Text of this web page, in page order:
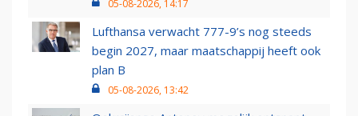
05-08-2026, 14:17
Lufthansa verwacht 777-9’s nog steeds
begin 2027, maar maatschappij heeft ook
plan B
05-08-2026, 13:42